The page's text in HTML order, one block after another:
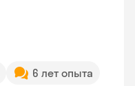
6 лет опыта